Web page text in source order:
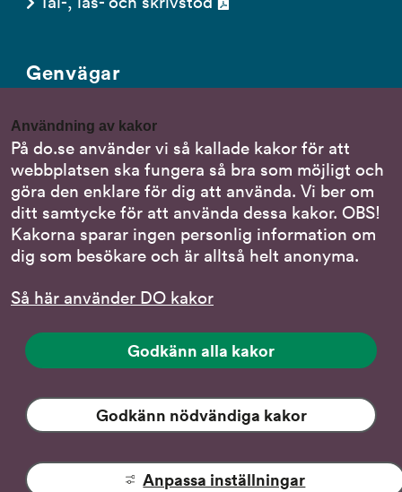
Användning av kakor
På do.se använder vi så kallade kakor för att
webbplatsen ska fungera så bra som möjligt och
göra den enklare för dig att använda. Vi ber om
ditt samtycke för att använda dessa kakor. OBS!
Kakorna sparar ingen personlig information om
dig som besökare och är alltså helt anonyma.
Så här använder DO kakor
Godkänn alla kakor
Godkänn nödvändiga kakor
Anpassa inställningar
Genvägar
Nationella minoritetsspråk
Om DO:s webbplats
Behandling av personuppgifter
Följ oss
DO på LinkedIn
på
LinkedIn,
till
annan
DO på Instagram
(DO
Instagram,
länk
till
annan
webbplats)
(DO
på
Facebook,
till
DO på YouTube
(DO:s
kanal,
Tillgänglighet